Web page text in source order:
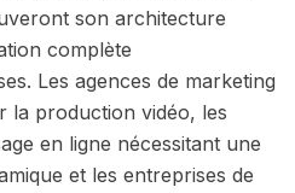
son architecture
complète
Les agences de marketing
la production vidéo, les
en ligne nécessitant une
et les entreprises de